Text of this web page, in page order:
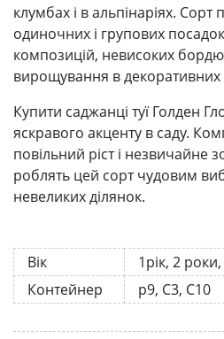
клумбах і в альпінаріях. Сорт
одиночних і групових
композицій, невисоких
вирощування в декоративних
Купити саджанці туї Голден
яскравого акценту в саду.
повільний ріст і незвичайне
роблять цей сорт чудовим
невеликих ділянок.
Вік
1рік, 2
Контейнер
р9, С3, С10